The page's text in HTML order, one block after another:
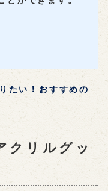
たい！おすすめの
クリルグッ